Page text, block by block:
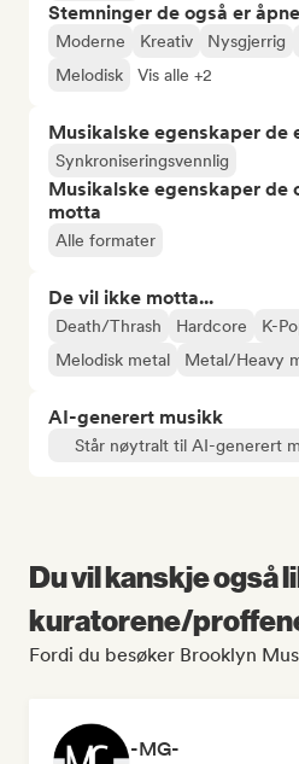
Stemninger de også er
Moderne Kreativ Nysgjerrig
Melodisk
Vis alle +2
Musikalske egenskaper de
Synkroniseringsvennlig
Musikalske egenskaper de
motta
Alle formater
De vil ikke motta...
Death/Thrash Hardcore
K-
Melodisk metal
Metal/Heavy
AI-generert musikk
Står nøytralt til AI-generert
Du vil kanskje også
kuratorene/
Fordi du besøker Brooklyn
-MG-